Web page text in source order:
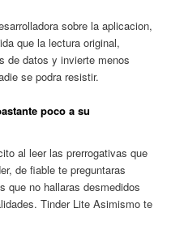
sobre la aplicacion,
que la lectura original,
de datos y invierte menos
se podra resistir.
poco a su
al leer las prerrogativas que
de fiable te preguntaras
que no hallaras desmedidos
Tinder Lite Asimismo te